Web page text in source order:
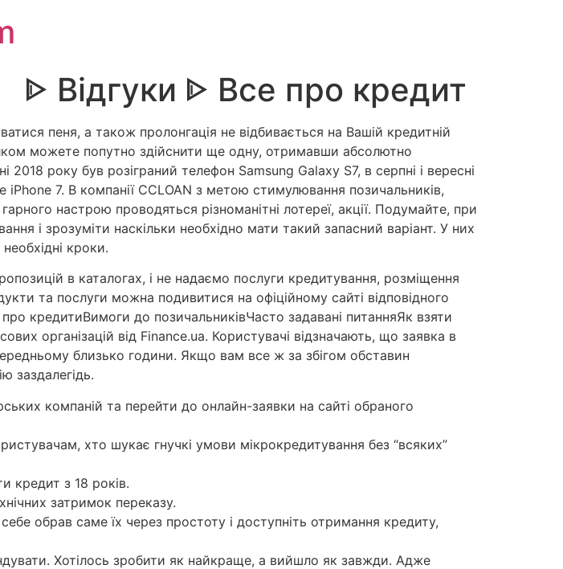
ᐈ Відгуки ᐈ Все про кредит
пеня, а також пролонгація не відбивається на Вашій кредитній
можете попутно здійснити ще одну, отримавши абсолютно
року був розіграний телефон Samsung Galaxy S7, в серпні і вересні
7. В компанії CCLOAN з метою стимулювання позичальників,
настрою проводяться різноманітні лотереї, акції. Подумайте, при
і зрозуміти наскільки необхідно мати такий запасний варіант. У них
кроки.
в каталогах, і не надаємо послуги кредитування, розміщення
та послуги можна подивитися на офіційному сайті відповідного
кредитиВимоги до позичальниківЧасто задавані питанняЯк взяти
організацій від Finance.ua. Користувачі відзначають, що заявка в
близько години. Якщо вам все ж за збігом обставин
заздалегідь.
компаній та перейти до онлайн-заявки на сайті обраного
хто шукає гнучкі умови мікрокредитування без “всяких”
кредит з 18 років.
затримок переказу.
обрав саме їх через простоту і доступніть отримання кредиту,
Хотілось зробити як найкраще, а вийшло як завжди. Адже